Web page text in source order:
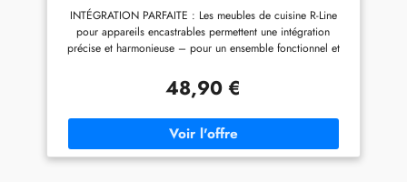
Systeme est synonyme de
qualité et de durabilité. Ainsi,
vous pouvez être sûr que vous
portes avant pour armoires de
INTÉGRATION PARFAITE : Les meubles de cuisine R-Line
pour appareils encastrables permettent une intégration
précise et harmonieuse – pour un ensemble fonctionnel et
ENCASTRABLES COMPLETS : La façade (60 cm) est
conçue pour les appareils avec commandes internes –
La façade pour le lave-vaisselle a les dimensions suivantes :
profondeur : 1,6 cm, largeur : 45 cm, hauteur : 81,8 cm.
MATÉRIAU : la façade est en panneau de particules facile à
48,90 €